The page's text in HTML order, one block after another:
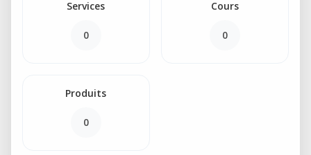
Services
0
Cours
0
Produits
0